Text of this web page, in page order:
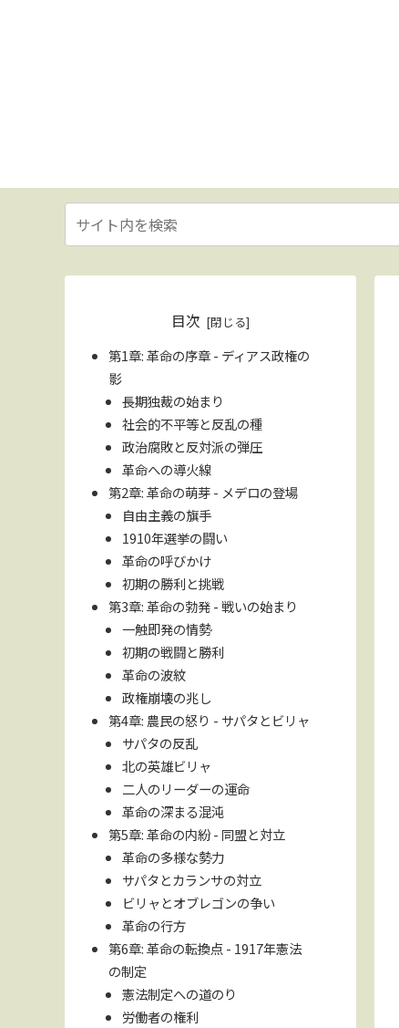
目次
第1章: 革命の序章 - ディアス政権の
影
長期独裁の始まり
社会的不平等と反乱の種
政治腐敗と反対派の弾圧
革命への導火線
第2章: 革命の萌芽 - メデロの登場
自由主義の旗手
1910年選挙の闘い
革命の呼びかけ
初期の勝利と挑戦
第3章: 革命の勃発 - 戦いの始まり
一触即発の情勢
初期の戦闘と勝利
革命の波紋
政権崩壊の兆し
第4章: 農民の怒り - サパタとビリャ
サパタの反乱
北の英雄ビリャ
二人のリーダーの運命
革命の深まる混沌
第5章: 革命の内紛 - 同盟と対立
革命の多様な勢力
サパタとカランサの対立
ビリャとオブレゴンの争い
革命の行方
第6章: 革命の転換点 - 1917年憲法
の制定
憲法制定への道のり
労働者の権利